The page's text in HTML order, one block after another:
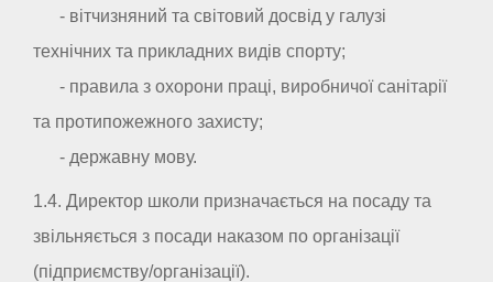
- вітчизняний та світовий досвід у галузі
технічних та прикладних видів спорту;
- правила з охорони праці, виробничої санітарії
та протипожежного захисту;
- державну мову.
1.4. Директор школи призначається на посаду та
звільняється з посади наказом по організації
(підприємству/організації).